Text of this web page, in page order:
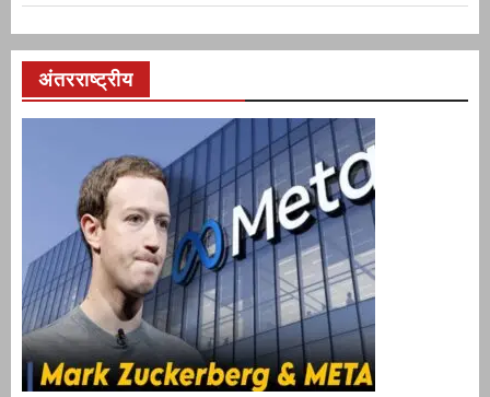
अंतरराष्ट्रीय